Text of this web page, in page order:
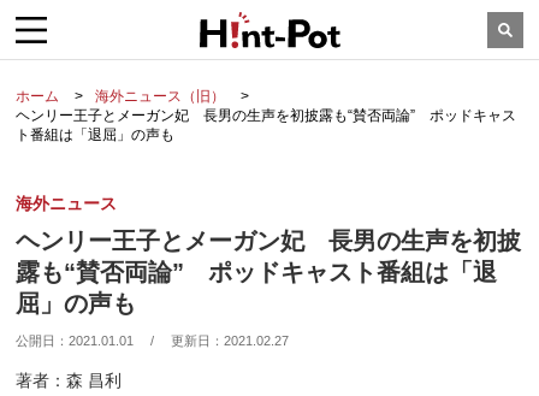
ホーム
海外ニュース（旧）
ヘンリー王子とメーガン妃 長男の生声を初披露も“賛否両論” ポッドキャス
ト番組は「退屈」の声も
海外ニュース
ヘンリー王子とメーガン妃 長男の生声を初披
露も“賛否両論” ポッドキャスト番組は「退
屈」の声も
公開日：2021.01.01 / 更新日：2021.02.27
著者：森 昌利